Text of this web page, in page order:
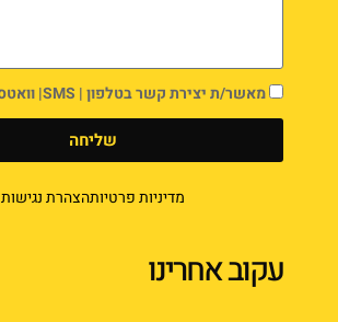
מאשר/ת יצירת קשר בטלפון | SMS| וואטסאפ | מייל.
שליחה
מדיניות פרטיותהצהרת נגישות
עקוב אחרינו